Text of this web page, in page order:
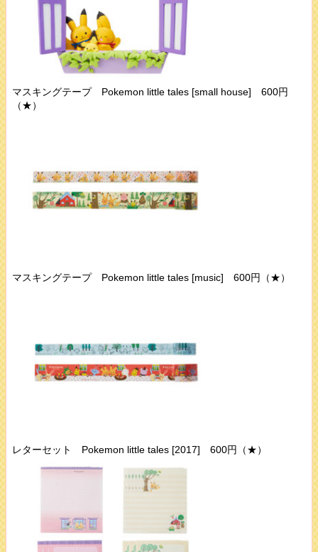
マスキングテープ Pokemon little tales [small house] 600円
（★）
マスキングテープ Pokemon little tales [music] 600円（★）
レターセット Pokemon little tales [2017] 600円（★）